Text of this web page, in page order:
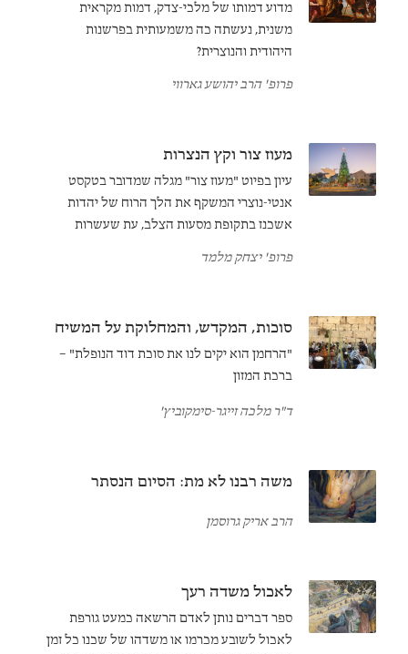
מדוע דמותו של מלכי-צדק, דמות מקראית
משנית, נעשתה כה משמעותית בפרשנות
היהודית והנוצרית?
פרופ' הרב יהושע גארווי
מעוז צור וקץ הנצרות
עיון בפיוט "מעוז צור" מגלה שמדובר בטקסט
אנטי-נוצרי המשקף את הלך הרוח של יהדות
אשכנז בתקופת מסעות הצלב, עת שעשרות
קהילות יהודיות נטבחו בשם האמונה הנוצרית.
פרופ' יצחק מלמד
סוכות, המקדש, והמחלוקת על המשיח
"הרחמן הוא יקים לנו את סוכת דוד הנופלת" –
ברכת המזון
ד"ר מלכה זייגר-סימקוביץ'
משה רבנו לא מת: הסיום הנסתר
הרב אריק גרוסמן
לאכול משדה רעך
ספר דברים נותן לאדם הרשאה כמעט גורפת
לאכול לשובע מכרמו או משדהו של שכנו כל זמן